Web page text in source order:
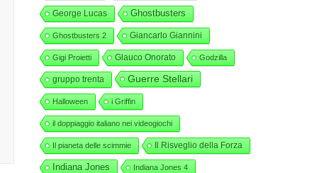
George Lucas Ghostbusters
Ghostbusters 2 Giancarlo Giannini
Gigi Proietti Glauco Onorato Godzilla
gruppo trenta Guerre Stellari
Halloween i Griffin
il doppiaggio italiano nei videogiochi
Il pianeta delle scimmie Il Risveglio della Forza
Indiana Jones Indiana Jones 4